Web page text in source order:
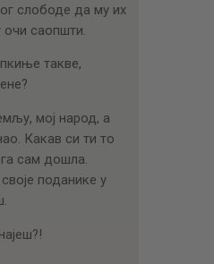
слободе да му их
очи саопшти.
такве,
мој народ, а
Какав си ти то
сам дошла.
поданике у